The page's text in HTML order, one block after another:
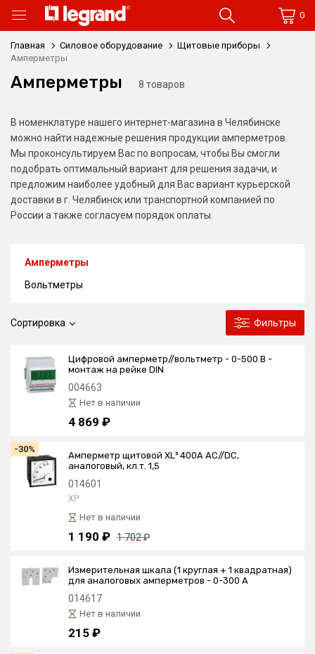
0
Главная Силовое оборудование
Щитовые приборы
Амперметры
Амперметры 8 товаров
В номенклатуре нашего интернет-магазина в Челябинске
можно найти надежные решения продукции амперметров.
Мы проконсультируем Вас по вопросам, чтобы Вы смогли
подобрать оптимальный вариант для решения задачи, и
предложим наиболее удобный для Вас вариант курьерской
доставки в г. Челябинск или транспортной компанией по
России а также согласуем порядок оплаты.
Сортировка Фильтры
Цифровой амперметр//вольтметр - 0-500 В -
монтаж на рейке DIN
004663
Нет в наличии
4 869 ₽
-30%
Амперметр щитовой XL³ 400А AC//DC,
аналоговый, кл.т. 1,5
014601
Xl³
Нет в наличии
1 190 ₽ 1 702 ₽
Измерительная шкала (1 круглая + 1 квадратная)
для аналоговых амперметров - 0-300 A
014617
Нет в наличии
215 ₽
Амперметры
Вольтметры